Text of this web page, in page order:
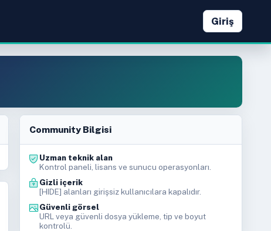
Giriş
Community Bilgisi
Uzman teknik alan
Kontrol paneli, lisans ve sunucu operasyonları.
Gizli içerik
[HIDE] alanları girişsiz kullanıcılara kapalıdır.
Güvenli görsel
URL veya güvenli dosya yükleme, tip ve boyut
kontrolü.